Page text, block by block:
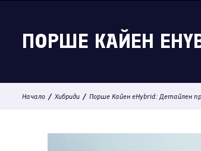
ПОРШЕ КАЙЕН
Начало / Хибриди / Порше Кайен eHybrid: Детайлен